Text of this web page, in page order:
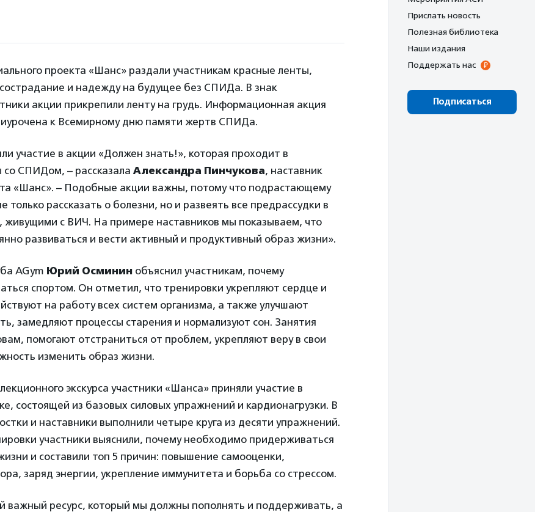
проекта «Шанс» раздали участникам красные ленты,
и надежду на будущее без СПИДа. В знак
акции прикрепили ленту на грудь. Информационная акция
к Всемирному дню памяти жертв СПИДа.
участие в акции «Должен знать!», которая проходит в
СПИДом, – рассказала Александра Пинчукова, наставник
«Шанс». – Подобные акции важны, потому что подрастающему
только рассказать о болезни, но и развеять все предрассудки в
с ВИЧ. На примере наставников мы показываем, что
развиваться и вести активный и продуктивный образ жизни».
AGym Юрий Осминин объяснил участникам, почему
спортом. Он отметил, что тренировки укрепляют сердце и
на работу всех систем организма, а также улучшают
замедляют процессы старения и нормализуют сон. Занятия
помогают отстраниться от проблем, укрепляют веру в свои
изменить образ жизни.
экскурса участники «Шанса» приняли участие в
состоящей из базовых силовых упражнений и кардионагрузки. В
и наставники выполнили четыре круга из десяти упражнений.
участники выяснили, почему необходимо придерживаться
и составили топ 5 причин: повышение самооценки,
заряд энергии, укрепление иммунитета и борьба со стрессом.
важный ресурс, который мы должны пополнять и поддерживать, а
Прислать новость
Полезная библиотека
Наши издания
Поддержать нас
Подписаться